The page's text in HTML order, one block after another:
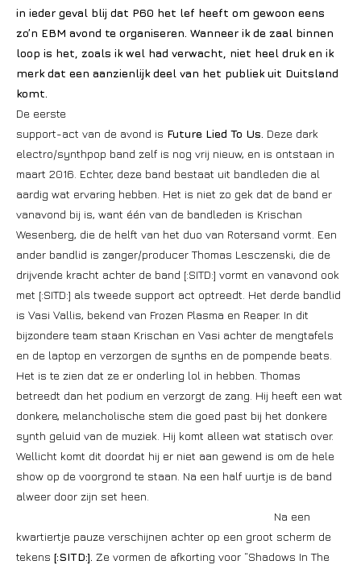
in ieder geval blij dat P60 het lef heeft om gewoon eens
zo’n EBM avond te organiseren. Wanneer ik de zaal binnen
loop is het, zoals ik wel had verwacht, niet heel druk en ik
merk dat een aanzienlijk deel van het publiek uit Duitsland
komt.
De eerste
support-act van de avond is Future Lied To Us. Deze dark
electro/synthpop band zelf is nog vrij nieuw, en is ontstaan in
maart 2016. Echter, deze band bestaat uit bandleden die al
aardig wat ervaring hebben. Het is niet zo gek dat de band er
vanavond bij is, want één van de bandleden is Krischan
Wesenberg, die de helft van het duo van Rotersand vormt. Een
ander bandlid is zanger/producer Thomas Lesczenski, die de
drijvende kracht achter de band [:SITD:] vormt en vanavond ook
met [:SITD:] als tweede support act optreedt. Het derde bandlid
is Vasi Vallis, bekend van Frozen Plasma en Reaper. In dit
bijzondere team staan Krischan en Vasi achter de mengtafels
en de laptop en verzorgen de synths en de pompende beats.
Het is te zien dat ze er onderling lol in hebben. Thomas
betreedt dan het podium en verzorgt de zang. Hij heeft een wat
donkere, melancholische stem die goed past bij het donkere
synth geluid van de muziek. Hij komt alleen wat statisch over.
Wellicht komt dit doordat hij er niet aan gewend is om de hele
show op de voorgrond te staan. Na een half uurtje is de band
alweer door zijn set heen.
Na een
kwartiertje pauze verschijnen achter op een groot scherm de
tekens [:SITD:]. Ze vormen de afkorting voor “Shadows In The